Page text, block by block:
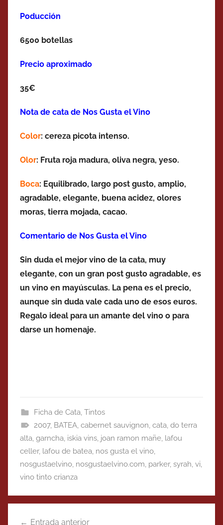
Poducción
6500 botellas
Precio aproximado
35€
Nota de cata de Nos Gusta el Vino
Color: cereza picota intenso.
Olor: Fruta roja madura, oliva negra, yeso.
Boca: Equilibrado, largo post gusto, amplio,
agradable, elegante, buena acidez, olores
moras, tierra mojada, cacao.
Comentario de Nos Gusta el Vino
Sin duda el mejor vino de la cata, muy
elegante, con un gran post gusto agradable, es
un vino en mayúsculas. La pena es el precio,
aunque sin duda vale cada uno de esos euros.
Regalo ideal para un amante del vino o para
darse un homenaje.
Ficha de Cata, Tintos
2007, BATEA, cabernet sauvignon, cata, do terra
alta, garncha, iskia vins, joan ramon mañe, lafou
celler, lafou de batea, nos gusta el vino,
nosgustaelvino, nosgustaelvino.com, parker, syrah, vi,
vino tinto crianza
Entrada anterior